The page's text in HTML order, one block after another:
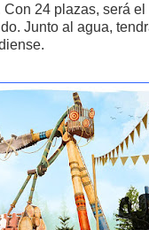
24 plazas, será
Junto al agua,